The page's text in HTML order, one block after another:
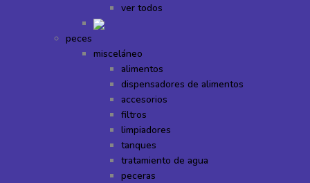
ver todos
peces
misceláneo
alimentos
dispensadores de alimentos
accesorios
filtros
limpiadores
tanques
tratamiento de agua
peceras